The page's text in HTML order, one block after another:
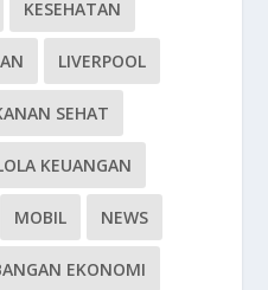
KESEHATAN
LIVERPOOL
SEHAT
KEUANGAN
MOBIL NEWS
EKONOMI